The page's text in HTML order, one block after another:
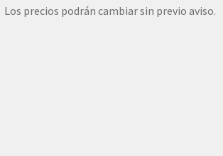
Los precios podrán cambiar sin previo aviso.